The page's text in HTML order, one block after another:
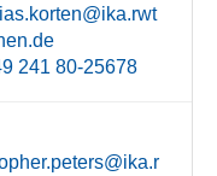
241 80-25678